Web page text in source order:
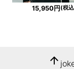
15,950円(税
arrow_upward